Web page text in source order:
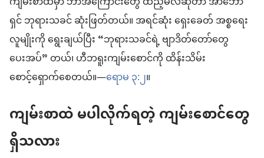
ရှင် ဘုရားသခင် ဆုံးဖြတ်တယ်။ အရင်ဆုံး ရှေးခေတ် အစ္စရေး
လူမျိုးကို ရွေးချယ်ပြီး “ဘုရားသခင်ရဲ့ ဗျာဒိတ်တော်တွေ
ပေးအပ်” တယ်၊ ဟီဘရူးကျမ်းစောင်ကို ထိန်းသိမ်း
စောင့်ရှောက်စေတယ်။—ရောမ ၃:၂။
ကျမ်းစာထဲ မပါလိုက်ရတဲ့ ကျမ်းစောင်တွေ
ရှိသလား